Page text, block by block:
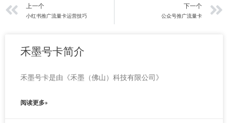
上一页
上一个
小红书推广流量卡运营技巧
下一个
公众号推广流量卡
禾墨号卡简介
禾墨号卡是由《禾墨（佛山）科技有限公司》
阅读更多»